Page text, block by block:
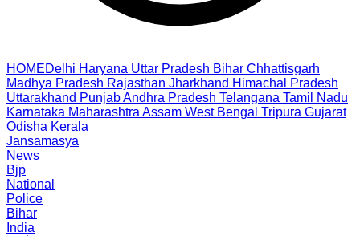
HOMEDelhi Haryana Uttar Pradesh Bihar Chhattisgarh
Madhya Pradesh Rajasthan Jharkhand Himachal Pradesh
Uttarakhand PunjabAndhra Pradesh Telangana Tamil Nadu
Karnataka Maharashtra Assam West Bengal Tripura Gujarat
Odisha Kerala
Jansamasya
News
Bjp
National
Police
Bihar
India